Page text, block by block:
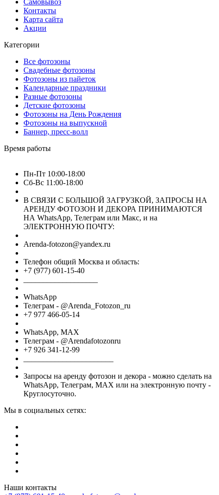
Контакты
Карта сайта
Акции
Категории
Все фотозоны
Свадебные фотозоны
Фотозоны из пайеток
Календарные праздники
Разные фотозоны
Детские фотозоны
Фотозоны на День Рождения
Фотозоны на выпускной
Баннер, пресс-волл
Время работы
Пн-Пт 10:00-18:00
Сб-Вс 11:00-18:00
В СВЯЗИ С БОЛЬШОЙ ЗАГРУЗКОЙ, ЗАПРОСЫ НА
АРЕНДУ ФОТОЗОН И ДЕКОРА ПРИНИМАЮТСЯ
НА WhatsApp, Телеграм или Макс, и на
ЭЛЕКТРОННУЮ ПОЧТУ:
Arenda-fotozon@yandex.ru
Телефон общий Москва и область:
+7 (977) 601-15-40
WhatsApp
Телеграм - @Arenda_Fotozon_ru
+7 977 466-05-14
WhatsApp, МАХ
Телеграм - @Arendafotozonru
+7 926 341-12-99
Запросы на аренду фотозон и декора - можно сделать на
WhatsApp, Телеграм, МАХ или на электронную почту -
Круглосуточно.
Мы в социальных сетях:
Наши контакты